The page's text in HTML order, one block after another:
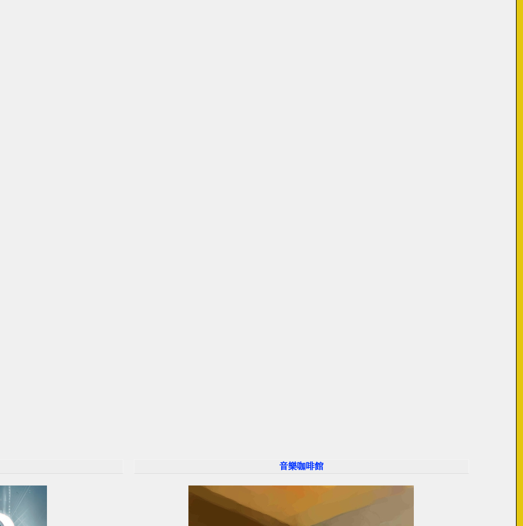
音樂咖啡館